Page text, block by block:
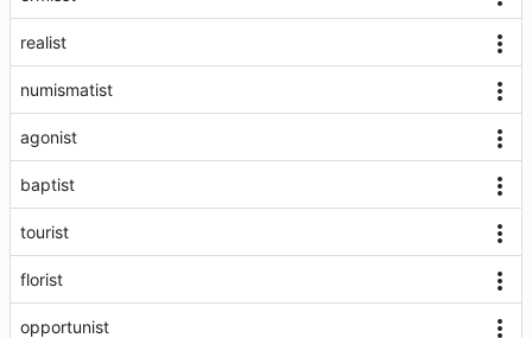
realist
numismatist
agonist
baptist
tourist
florist
opportunist